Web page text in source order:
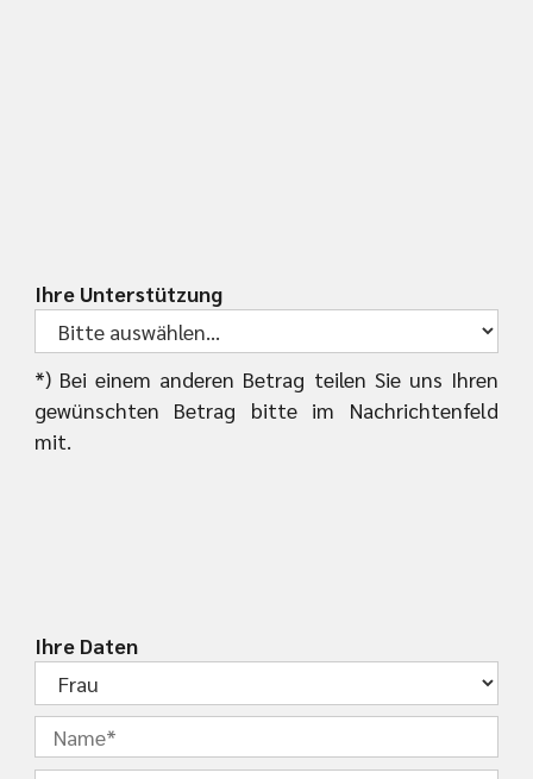
Ihre Unterstützung
*) Bei einem anderen Betrag teilen Sie uns Ihren
gewünschten Betrag bitte im Nachrichtenfeld
mit.
Ihre Daten